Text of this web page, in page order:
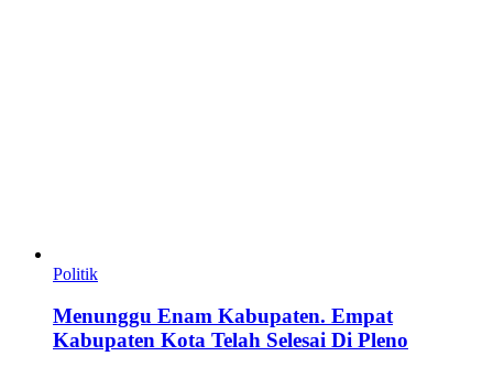
Politik
Menunggu Enam Kabupaten. Empat
Kabupaten Kota Telah Selesai Di Pleno